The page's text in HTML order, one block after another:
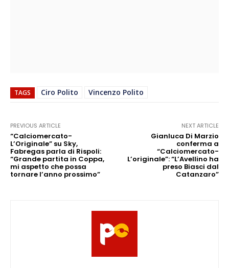
TAGS Ciro Polito Vincenzo Polito
PREVIOUS ARTICLE
“Calciomercato-
L’Originale” su Sky,
Fabregas parla di Rispoli:
“Grande partita in Coppa,
mi aspetto che possa
tornare l’anno prossimo”
NEXT ARTICLE
Gianluca Di Marzio
conferma a
“Calciomercato-
L’originale”: “L’Avellino ha
preso Biasci dal
Catanzaro”